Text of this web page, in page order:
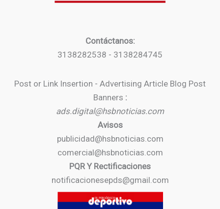
Contáctanos:
3138282538 - 3138284745
Post or Link Insertion - Advertising Article Blog Post
Banners :
ads.digital@hsbnoticias.com
Avisos
publicidad@hsbnoticias.com
comercial@hsbnoticias.com
PQR Y Rectificaciones
notificacionesepds@gmail.com